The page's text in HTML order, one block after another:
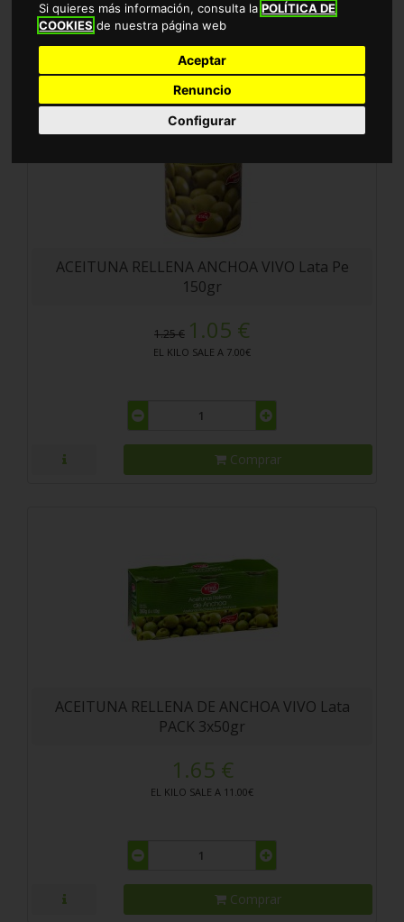
Si quieres más información, consulta laPOLÍTICA DE
COOKIES de nuestra página web
Aceptar
Renuncio
Configurar
Comprar
¡OFERTA!
ACEITUNA RELLENA ANCHOA VIVO Lata Pe
150gr
1.25 € 1.05 €
EL KILO SALE A 7.00€
Comprar
ACEITUNA RELLENA DE ANCHOA VIVO Lata
PACK 3x50gr
1.65 €
EL KILO SALE A 11.00€
Comprar